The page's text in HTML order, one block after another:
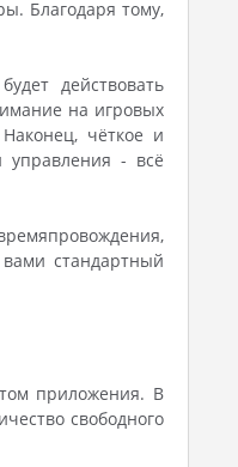
Благодаря тому,
действовать
на игровых
чёткое и
управления - всё
стандартный
приложения. В
свободного